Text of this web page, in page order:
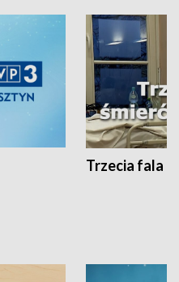
Trzecia fala -